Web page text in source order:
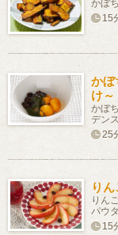
かぼ
15
かぼ
け～
かぼ
デン
25
り
りん
パウ
15